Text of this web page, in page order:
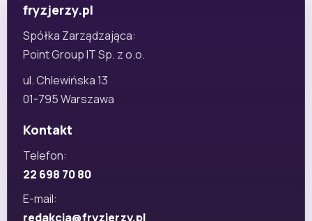
fryzjerzy.pl
Spółka Zarządzająca:
Point Group IT Sp. z o.o.
ul. Chlewińska 13
01-795 Warszawa
Kontakt
Telefon:
22 698 70 80
E-mail:
redakcja@fryzjerzy.pl